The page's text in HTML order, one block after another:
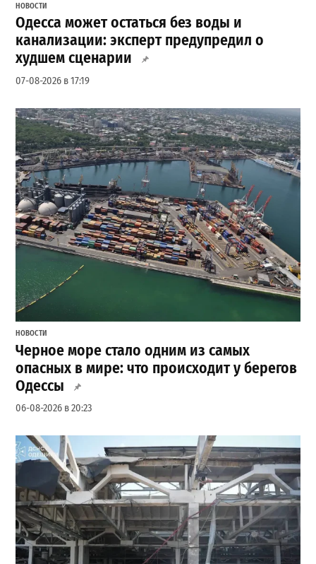
НОВОСТИ
Одесса может остаться без воды и
канализации: эксперт предупредил о
худшем сценарии
07-08-2026 в 17:19
НОВОСТИ
Черное море стало одним из самых
опасных в мире: что происходит у берегов
Одессы
06-08-2026 в 20:23